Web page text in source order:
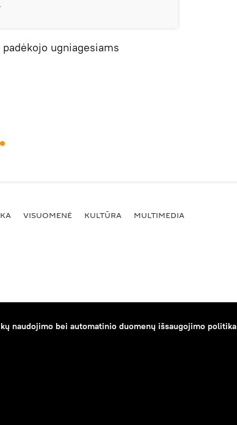
ugniagesiams
VISUOMENĖ KULTŪRA MULTIMEDIA
naudojimo bei automatinio duomenų išsaugojimo politika